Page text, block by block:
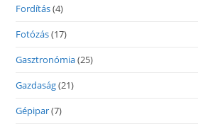
Fordítás(4)
Fotózás(17)
Gasztronómia(25)
Gazdaság(21)
Gépipar(7)